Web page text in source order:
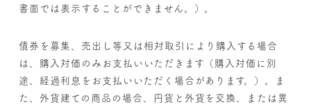
書面では表示することができません。）。
債券を募集、売出し等又は相対取引により購入する場合
は、購入対価のみお支払いいただきます（購入対価に別
途、経過利息をお支払いいただく場合があります。）。ま
た、外貨建ての商品の場合、円貨と外貨を交換、または異